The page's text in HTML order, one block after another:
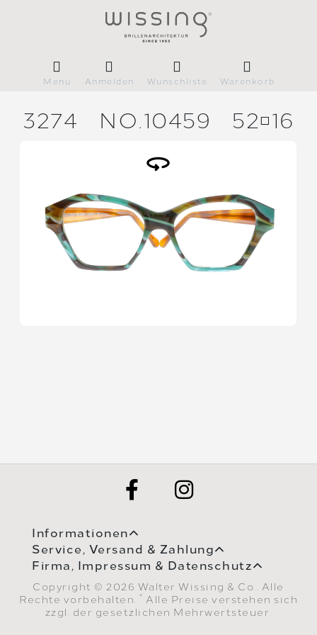
Menü Anmelden Wunschliste Warenkorb
3274 NO.10459 5216
Informationen
Service, Versand & Zahlung
Firma, Impressum & Datenschutz
Copyright © 2026 Walter Wissing & Co.. Alle
Rechte vorbehalten.
* Alle Preise verstehen sich
zzgl. der gesetzlichen Mehrwertsteuer.